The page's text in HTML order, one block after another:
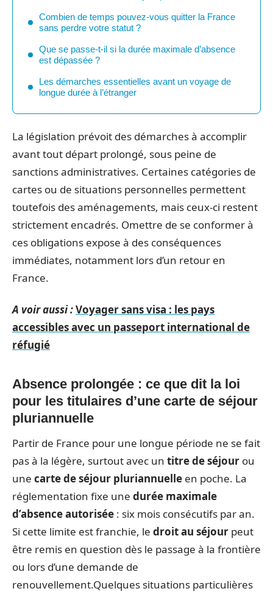
Combien de temps pouvez-vous quitter la France
sans perdre votre statut ?
Que se passe-t-il si la durée maximale d’absence
est dépassée ?
Les démarches essentielles avant un voyage de
longue durée à l’étranger
La législation prévoit des démarches à accomplir
avant tout départ prolongé, sous peine de
sanctions administratives. Certaines catégories de
cartes ou de situations personnelles permettent
toutefois des aménagements, mais ceux-ci restent
strictement encadrés. Omettre de se conformer à
ces obligations expose à des conséquences
immédiates, notamment lors d’un retour en
France.
A voir aussi :Voyager sans visa : les pays
accessibles avec un passeport international de
réfugié
Absence prolongée : ce que dit la loi
pour les titulaires d’une carte de séjour
pluriannuelle
Partir de France pour une longue période ne se fait
pas à la légère, surtout avec un titre de séjour ou
une carte de séjour pluriannuelle en poche. La
réglementation fixe une durée maximale
d’absence autorisée : six mois consécutifs par an.
Si cette limite est franchie, le droit au séjour peut
être remis en question dès le passage à la frontière
ou lors d’une demande de
renouvellement.Quelques situations particulières